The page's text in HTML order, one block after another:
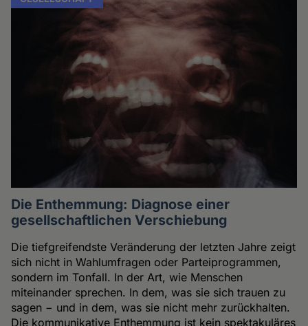
Die Enthemmung: Diagnose einer
gesellschaftlichen Verschiebung
Die tiefgreifendste Veränderung der letzten Jahre zeigt
sich nicht in Wahlumfragen oder Parteiprogrammen,
sondern im Tonfall. In der Art, wie Menschen
miteinander sprechen. In dem, was sie sich trauen zu
sagen − und in dem, was sie nicht mehr zurückhalten.
Die kommunikative Enthemmung ist kein spektakuläres